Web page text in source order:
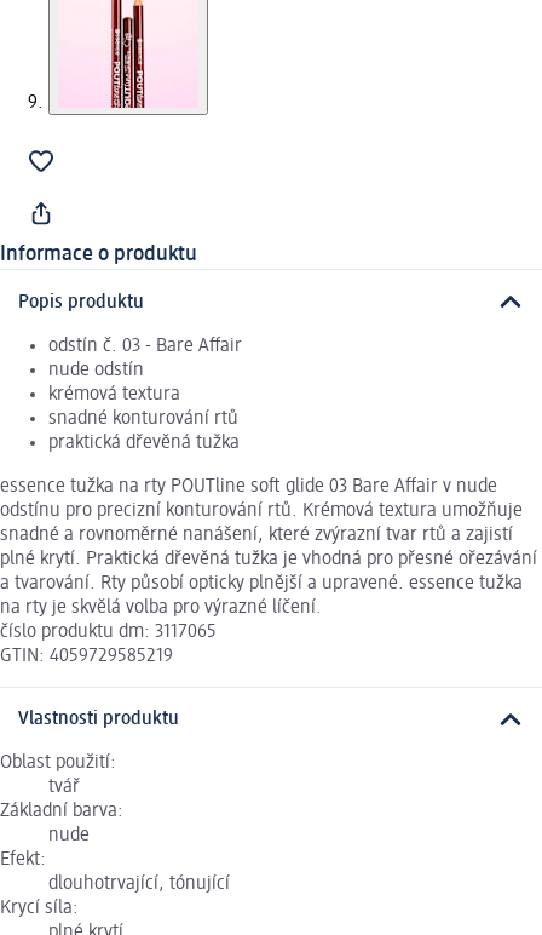
Informace o produktu
Popis produktu
odstín č. 03 - Bare Affair
nude odstín
krémová textura
snadné konturování rtů
praktická dřevěná tužka
essence tužka na rty POUTline soft glide 03 Bare Affair v nude
odstínu pro precizní konturování rtů. Krémová textura umožňuje
snadné a rovnoměrné nanášení, které zvýrazní tvar rtů a zajistí
plné krytí. Praktická dřevěná tužka je vhodná pro přesné ořezávání
a tvarování. Rty působí opticky plnější a upravené. essence tužka
na rty je skvělá volba pro výrazné líčení.
číslo produktu dm: 3117065
GTIN: 4059729585219
Vlastnosti produktu
Oblast použití:
tvář
Základní barva:
nude
Efekt:
dlouhotrvající, tónující
Krycí síla: